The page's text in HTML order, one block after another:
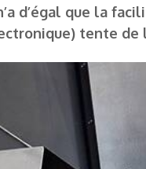
d’égal que la
tente de